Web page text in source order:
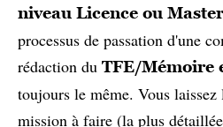
niveau Licence ou Master
processus de passation d'une
rédaction du TFE/Mémoire
toujours le même. Vous
mission à faire (la plus